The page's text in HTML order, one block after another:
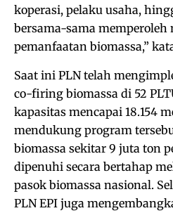
koperasi, pelaku usaha,
bersama-sama
pemanfaatan biomassa,”
Saat ini PLN telah
co-firing biomassa di 52
kapasitas mencapai 18.154
mendukung program
biomassa sekitar 9 juta ton
dipenuhi secara bertahap
pasok biomassa nasional.
PLN EPI juga